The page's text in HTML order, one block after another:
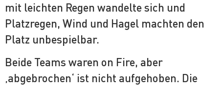
mit leichten Regen wandelte sich und
Platzregen, Wind und Hagel machten den
Platz unbespielbar.
Beide Teams waren on Fire, aber
‚abgebrochen‘ ist nicht aufgehoben. Die